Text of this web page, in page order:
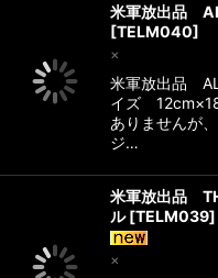
米軍放出品
[TELM040]
×
米軍放出品
イズ
ありませんが
ジ…
米軍放出品
ル [TELM039]
×